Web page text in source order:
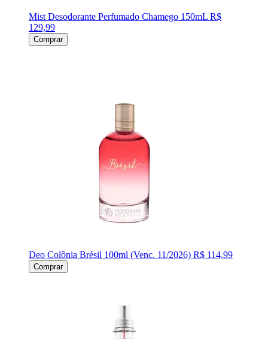
Mist Desodorante Perfumado Chamego 150mL R$
129,99
Comprar
Deo Colônia Brésil 100ml (Venc. 11/2026) R$ 114,99
Comprar